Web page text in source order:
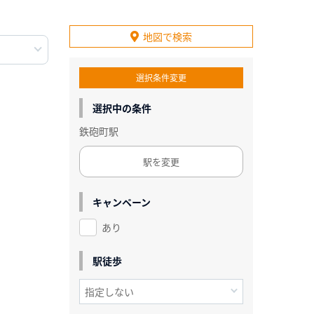
地図で検索
選択条件変更
選択中の条件
鉄砲町駅
駅を変更
キャンペーン
あり
駅徒歩